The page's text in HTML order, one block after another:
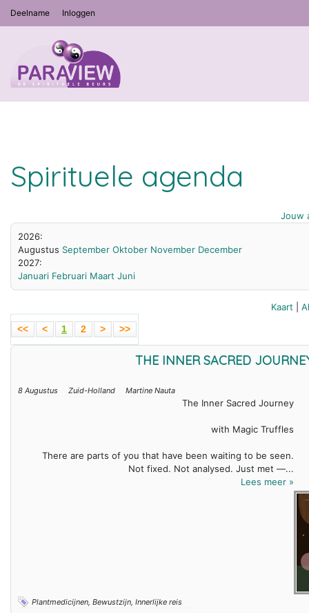
Deelname Inloggen
Spirituele agenda
Jouw
2026:
Augustus September Oktober November December
2027:
Januari Februari Maart Juni
Kaart
<<
< 1 2 > >>
THE INNER SACRED
8 Augustus Zuid-Holland Martine Nauta
The Inner Sacred Journey
with Magic Truffles
There are parts of you that have been waiting to be seen.
Not fixed. Not analysed. Just met —...
Lees meer »
Plantmedicijnen, Bewustzijn, Innerlijke reis